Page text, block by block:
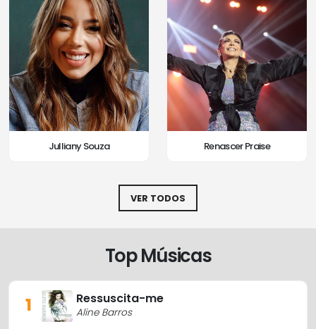
Julliany Souza Renascer Praise
VER TODOS
Top Músicas
1 Ressuscita-me
Aline Barros